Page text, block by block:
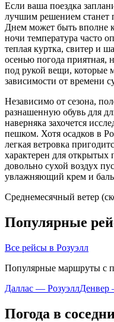
Если ваша поездка
лучшим решением станет
Днем может быть вполне
ночи температура часто
теплая куртка, свитер и
осенью погода приятная,
под рукой вещи, которые
зависимости от времени
Независимо от сезона,
разнашенную обувь для
наверняка захочется
пешком. Хотя осадков в
легкая ветровка
характерен для открытых
довольно сухой воздух
увлажняющий крем и
Среднемесячный ветер
Популярные
Все рейсы в Розуэлл
Популярные маршруты с
Даллас — РозуэллДенвер
Погода в